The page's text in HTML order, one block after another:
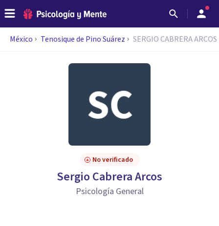
México Tenosique de Pino Suárez SERGIO CABRERA ARCOS
No verificado
Sergio Cabrera Arcos
Psicología General